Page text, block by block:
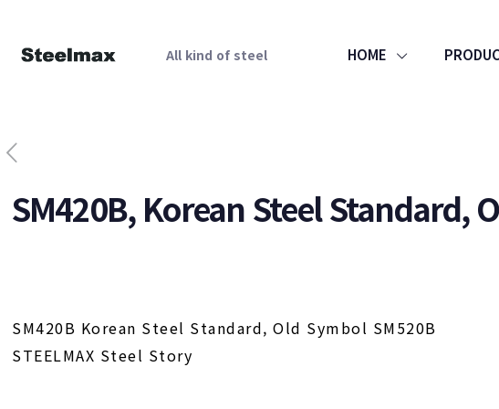
All kind of steel HOME
SM420B, Korean Steel Standard,
SM420B Korean Steel Standard, Old Symbol SM520B
STEELMAX Steel Story